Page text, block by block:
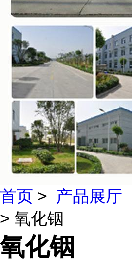
首页 > 产品展厅
> 氧化铟
氧化铟